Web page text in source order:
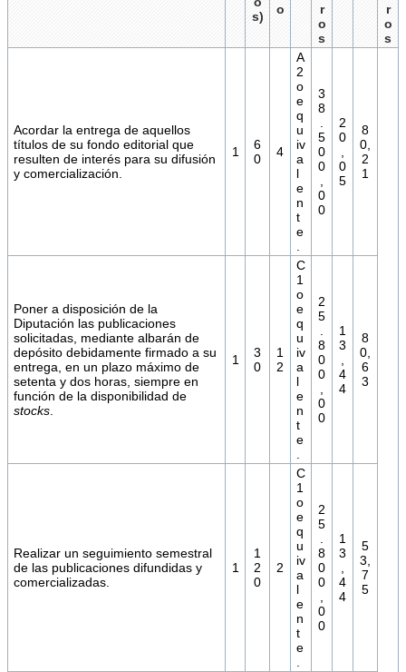
s)
o
r
o
s
r
o
s
Acordar la entrega de aquellos
títulos de su fondo editorial que
resulten de interés para su difusión
y comercialización.
1
6
0
4
A
2
o
e
q
u
iv
a
l
e
n
t
e
3
8
5
0
0
0
0
2
0
0
5
8
0,
2
1
Poner a disposición de la
Diputación las publicaciones
solicitadas, mediante albarán de
depósito debidamente firmado a su
entrega, en un plazo máximo de
setenta y dos horas, siempre en
función de la disponibilidad de
stocks.
1
3
0
1
2
C
1
o
e
q
u
iv
a
l
e
n
t
e
2
5
8
0
0
0
0
1
3
4
4
8
0,
6
3
Realizar un seguimiento semestral
de las publicaciones difundidas y
comercializadas.
1
1
2
0
2
C
1
o
e
q
u
iv
a
l
e
n
t
e
2
5
8
0
0
0
0
1
3
4
4
5
3,
7
5